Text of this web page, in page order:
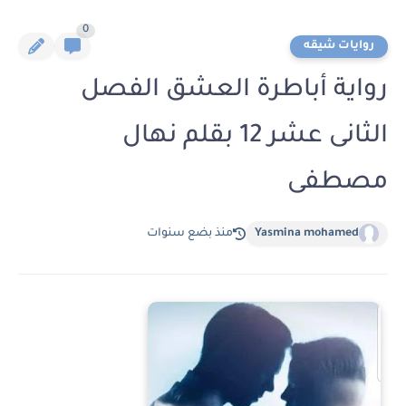
روايات شيقه
0
رواية أباطرة العشق الفصل
الثانى عشر 12 بقلم نهال
مصطفى
Yasmina mohamed منذ بضع سنوات